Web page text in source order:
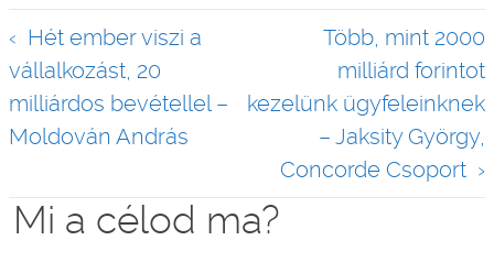
Bejegyzés
navigáció
Hét ember viszi a
vállalkozást, 20
milliárdos bevétellel –
Moldován András
Több, mint 2000
milliárd forintot
kezelünk ügyfeleinknek
– Jaksity György,
Concorde Csoport
Mi a célod ma?